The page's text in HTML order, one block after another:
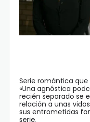
Serie romántica
«Una agnóstica
recién separado se
relación a unas
sus entrometidas
serie.